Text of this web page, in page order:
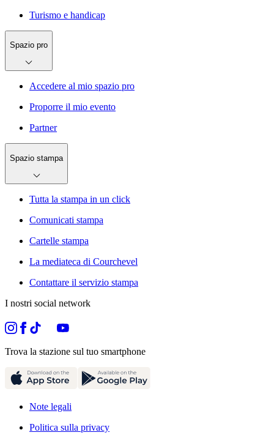
Turismo e handicap
Spazio pro
Accedere al mio spazio pro
Proporre il mio evento
Partner
Spazio stampa
Tutta la stampa in un click
Comunicati stampa
Cartelle stampa
La mediateca di Courchevel
Contattare il servizio stampa
I nostri social network
Trova la stazione sul tuo smartphone
Note legali
Politica sulla privacy